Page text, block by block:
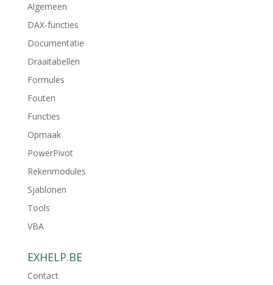
Algemeen
DAX-functies
Documentatie
Draaitabellen
Formules
Fouten
Functies
Opmaak
PowerPivot
Rekenmodules
Sjablonen
Tools
VBA
EXHELP.BE
Contact